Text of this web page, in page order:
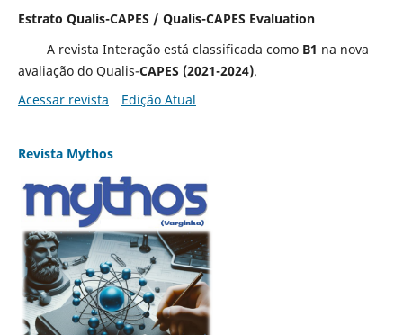
Estrato Qualis-CAPES / Qualis-CAPES Evaluation
A revista Interação está classificada como B1 na nova
avaliação do Qualis-CAPES (2021-2024).
Acessar revista
Edição Atual
Revista Mythos